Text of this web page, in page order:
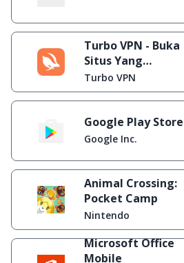
Turbo VPN - Buka
Situs Yang
Diblokir
Turbo VPN
Google Play Store
Google Inc.
Animal Crossing:
Pocket Camp
Nintendo
Microsoft Office
Mobile